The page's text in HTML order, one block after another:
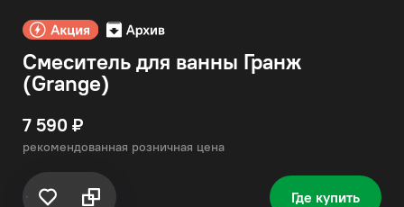
Смеситель для ванны Гранж
(Grange)
7 590 ₽
рекомендованная розничная цена
Где купить